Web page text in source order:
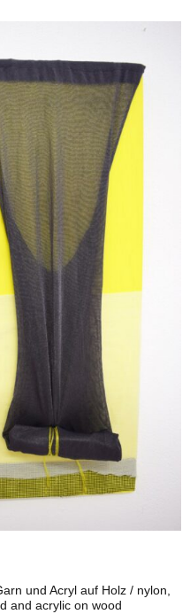
und Acryl auf Holz / nylon,
and acrylic on wood